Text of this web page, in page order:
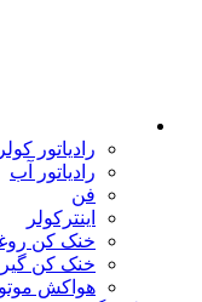
رادیاتور کولر
رادیاتور آب
فن
اینترکولر
خنک کن
خنک کن
هواکش